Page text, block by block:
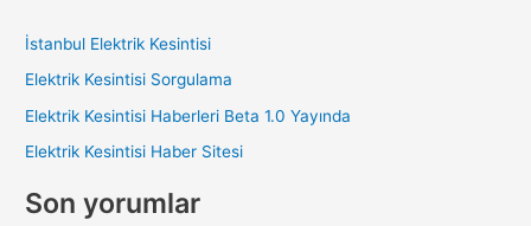
o
r
İstanbul Elektrik Kesintisi
Elektrik Kesintisi Sorgulama
Elektrik Kesintisi Haberleri Beta 1.0 Yayında
Elektrik Kesintisi Haber Sitesi
Son yorumlar